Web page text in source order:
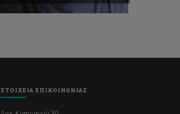
ΣΤΟΙΧΕΙΑ ΕΠΙΚΟΙΝΩΝΙΑΣ